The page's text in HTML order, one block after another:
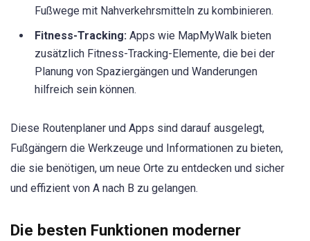
Fußwege mit Nahverkehrsmitteln zu kombinieren.
Fitness-Tracking: Apps wie MapMyWalk bieten
zusätzlich Fitness-Tracking-Elemente, die bei der
Planung von Spaziergängen und Wanderungen
hilfreich sein können.
Diese Routenplaner und Apps sind darauf ausgelegt,
Fußgängern die Werkzeuge und Informationen zu bieten,
die sie benötigen, um neue Orte zu entdecken und sicher
und effizient von A nach B zu gelangen.
Die besten Funktionen moderner